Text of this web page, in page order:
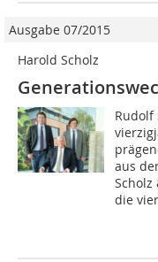
Ausgabe 07/2015
Harold Scholz
Rudolf
aus
Scholz
die